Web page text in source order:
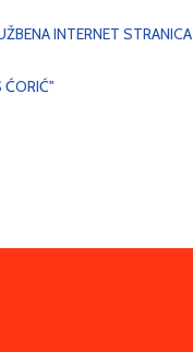
INTERNET STRANICA
ĆORIĆ"